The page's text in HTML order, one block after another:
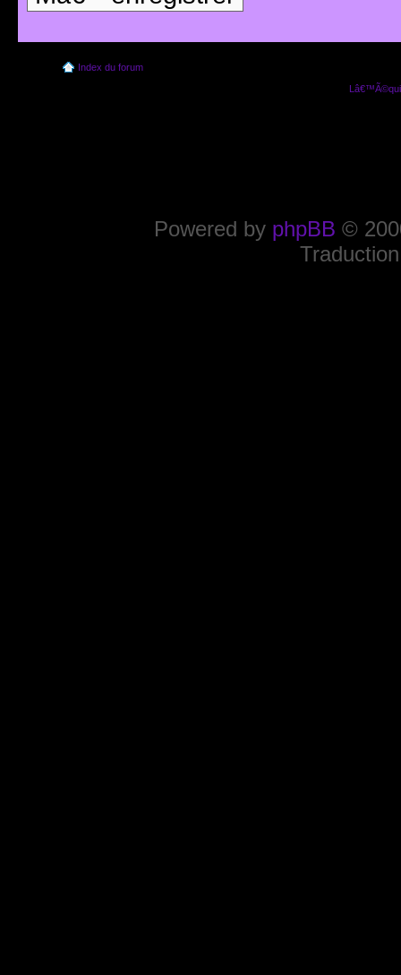
Index du forum
Powered by phpBB ©